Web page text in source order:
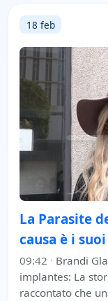
18 feb
La Parasite
causa è i
09:42 · Brandi
implantes: La
raccontato che